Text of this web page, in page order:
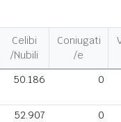
Celibi
/Nubili
Coniugati
/e
50.186 0
52.907 0